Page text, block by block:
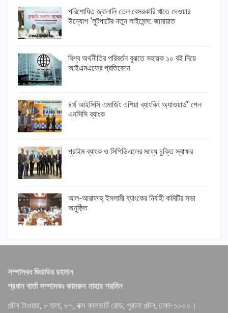
পরিশোধিত জ্বালানি তেল বেসরকারি খাতে দেওয়ার
উদ্যোগ ‘লুটপাটের নতুন লাইসেন্স: জামায়াত
বিশ্ব অর্থনীতির পরিবর্তন বুঝতে সহায়ক ১০ বই নিয়ে
আইএমএফের প্রতিবেদন
৪র্থ আইসিসি এমার্জিং এশিয়া ব্যাংকিং অ্যাওয়ার্ড’ পেল
এনসিসি ব্যাংক
প্রাইম ব্যাংক ও সিপিডিএলের মধ্যে চুক্তি স্বাক্ষর
আল-আরাফাহ্ ইসলামী ব্যাংকের নির্বাহী কমিটির সভা
অনুষ্ঠিত
সম্পাদকঃ জিয়াউর রহমান
প্রধান বার্তা সম্পাদকঃ কামরুন নাহার শরমিন
পল্টন টাওয়ার, ৮ তলা, ৮৭, বক্স কালভার্ট রোড, পুরানা পল্টন, ঢাকা-১০০০।